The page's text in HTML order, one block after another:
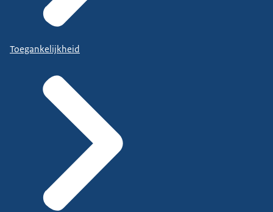
Toegankelijkheid